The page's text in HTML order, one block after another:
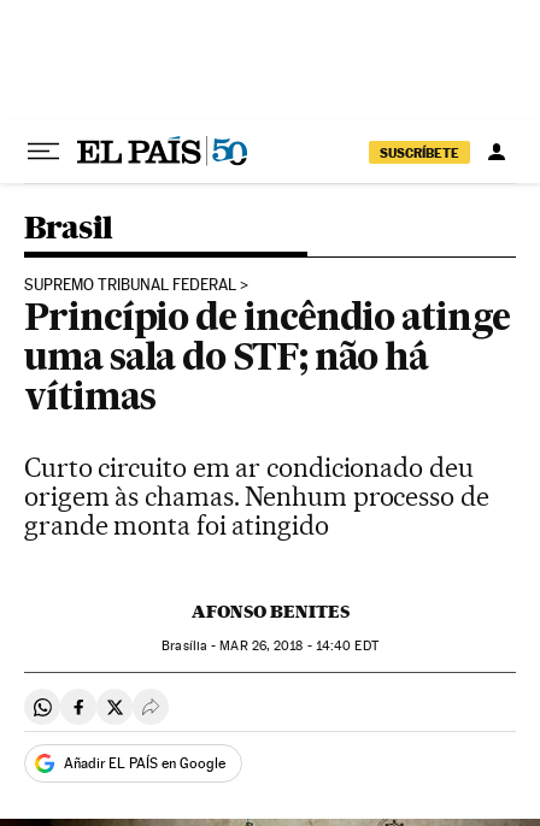
SUSCRÍBETE
Brasil
SUPREMO TRIBUNAL FEDERAL
Princípio de incêndio atinge
uma sala do STF; não há
vítimas
Curto circuito em ar condicionado deu
origem às chamas. Nenhum processo de
grande monta foi atingido
AFONSO BENITES
Brasília -MAR26, 2018 - 14:40 EDT
Compartir en Whatsapp
Compartir en Facebook
Compartir en Twitter
Desplegar Redes Sociales
Añadir EL PAÍS en Google